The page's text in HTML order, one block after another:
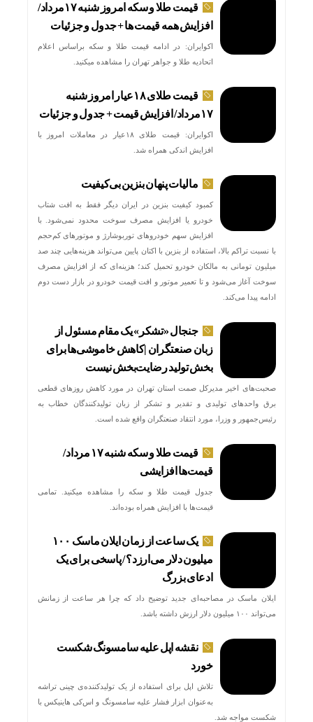
قیمت طلا و سکه امروز شنبه ۱۷مرداد/
افزایش همه قیمت ها + جدول و جزئیات
اکوایران: در ادامه قیمت طلا و سکه براساس اعلام
اتحادیه طلا و جواهر تهران را مشاهده میکنید.
قیمت طلای ۱۸عیار امروز شنبه
۱۷مرداد/ افزایش قیمت + جدول و جزئیات
اکوایران: قیمت طلای ۱۸عیار در معاملات امروز با
افزایش اندکی همراه شد.
مالیات پنهان بنزین بی‌کیفیت
کمبود کیفیت بنزین در ایران دیگر فقط به افت شتاب
خودرو یا افزایش مصرف سوخت محدود نمی‌شود. با
افزایش سهم خودروهای توربوشارژ و موتورهای کم‌حجم
با نسبت تراکم بالا، استفاده از بنزین با اکتان پایین می‌تواند هزینه‌هایی چند صد
میلیون تومانی به مالکان خودرو تحمیل کند؛ هزینه‌ای که از افزایش مصرف
سوخت آغاز می‌شود و تا تعمیر موتور و افت قیمت خودرو در بازار دست دوم
ادامه پیدا می‌کند.
جنجال «تشکر» یک مقام مسئول از
زبان صنعتگران |کاهش خاموشی‌ها برای
بخش تولید رضایت‌بخش نیست
صحبت‌های اخیر مدیرکل صمت استان تهران در مورد کاهش روزهای قطعی
برق واحدهای تولیدی و تقدیر و تشکر از زبان تولیدکنندگان خطاب به
رئیس‌جمهور و وزرا، مورد انتقاد صنعتگران واقع شده است.
قیمت طلا و سکه شنبه ۱۷ مرداد/
قیمت‌ها افزایشی
جدول قیمت طلا و سکه را مشاهده میکنید. تمامی
قیمت‌ها با افزایش همراه بوده‌اند.
یک ساعت از زمان ایلان ماسک ۱۰۰
میلیون دلار می‌ارزد؟ / پاسخی برای یک
ادعای بزرگ
ایلان ماسک در مصاحبه‌ای جدید توضیح داد که چرا هر ساعت از زمانش
می‌تواند ۱۰۰ میلیون دلار ارزش داشته باشد.
نقشه اپل علیه سامسونگ شکست
خورد
تلاش اپل برای استفاده از یک تولیدکننده‌ی چینی تراشه
به‌عنوان ابزار فشار علیه سامسونگ و اس‌کی هاینیکس با
شکست مواجه شد.